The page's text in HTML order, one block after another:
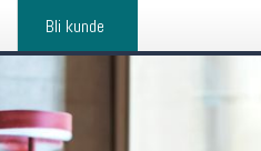
Bli kunde